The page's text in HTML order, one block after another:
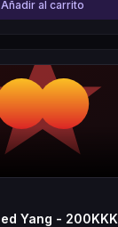
Añadir al carrito
Yang - 200KKK